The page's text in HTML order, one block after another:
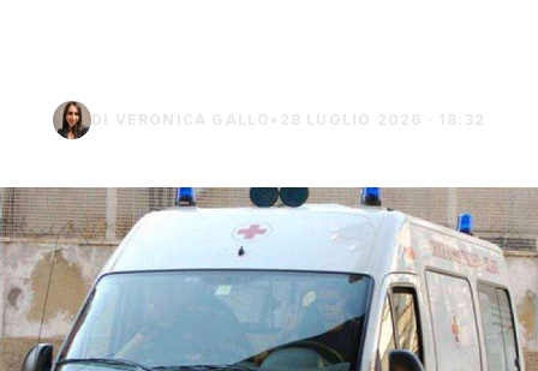
DI VERONICA GALLO • 28 LUGLIO 2026 · 18:32